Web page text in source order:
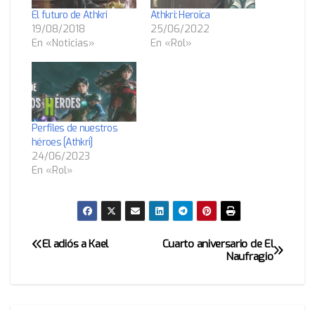
El futuro de Athkri
19/08/2018
En «Noticias»
Athkri: Heroica
25/06/2022
En «Rol»
Perfiles de nuestros
héroes [Athkri]
24/06/2023
En «Rol»
Navegación
Cuarto aniversario de El
Naufragio
El adiós a Kael